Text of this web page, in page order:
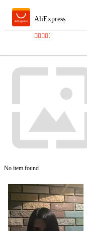
AliExpress
No item found